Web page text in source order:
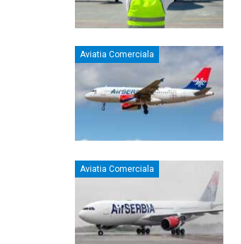
Aviatia Comerciala
Aviatia Comerciala